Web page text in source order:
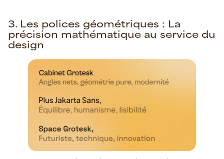
3. Les polices géométriques : La
précision mathématique au service du
design